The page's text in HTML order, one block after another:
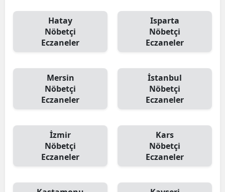
Hatay
Nöbetçi
Eczaneler
Isparta
Nöbetçi
Eczaneler
Mersin
Nöbetçi
Eczaneler
İstanbul
Nöbetçi
Eczaneler
İzmir
Nöbetçi
Eczaneler
Kars
Nöbetçi
Eczaneler